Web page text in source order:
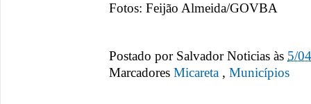
Fotos: Feijão Almeida/GOVBA
Postado por Salvador Noticias às 5/
Marcadores Micareta , Municípios